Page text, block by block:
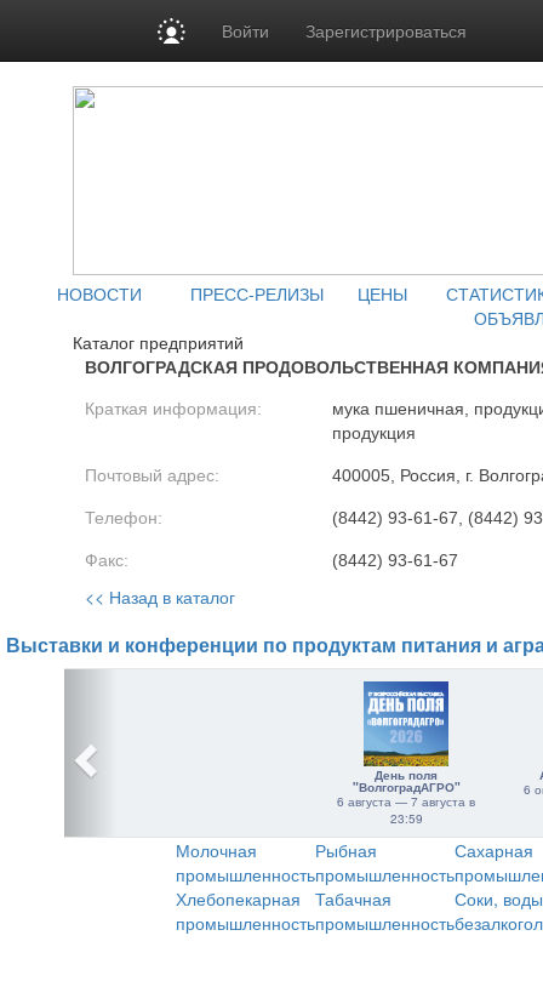
Войти Зарегистрироваться
НОВОСТИ ПРЕСС-РЕЛИЗЫ ЦЕНЫ
Каталог предприятий
ВОЛГОГРАДСКАЯ ПРОДОВОЛЬСТВЕННАЯ
Краткая информация:
мука пшеничная,
продукция
Почтовый адрес: 400005, Россия, г.
Телефон: (8442) 93-61-67, (8442)
Факс: (8442) 93-61-67
<< Назад в каталог
Выставки и конференции по продуктам питания и
День поля
"ВолгоградАГРО"
6 августа — 7 августа в
23:59
6
Молочная
промышленность
Рыбная
промышленность
Сахарная
Хлебопекарная
промышленность
Табачная
промышленность
Соки,